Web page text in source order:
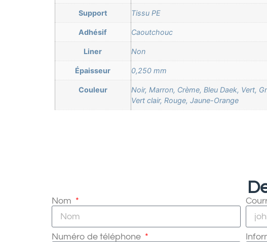
Support Tissu PE
Adhésif Caoutchouc
Liner Non
Épaisseur 0,250 mm
Couleur
Noir, Marron, Crème, Bleu Daek, Vert,
Vert clair, Rouge, Jaune-Orange
Nom
Numéro de téléphone